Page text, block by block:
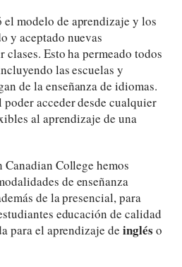
modelo de aprendizaje y los
y aceptado nuevas
Esto ha permeado todos
las escuelas y
de la enseñanza de idiomas.
acceder desde cualquier
al aprendizaje de una
Canadian College hemos
de enseñanza
de la presencial, para
educación de calidad
para el aprendizaje de inglés o